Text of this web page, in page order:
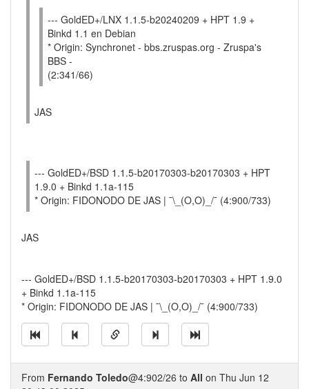
--- GoldED+/LNX 1.1.5-b20240209 + HPT 1.9 +
Binkd 1.1 en Debian
* Origin: Synchronet - bbs.zruspas.org - Zruspa's
BBS -
(2:341/66)
JAS
--- GoldED+/BSD 1.1.5-b20170303-b20170303 + HPT
1.9.0 + Binkd 1.1a-115
* Origin: FIDONODO DE JAS | ¯\_(O,O)_/¯ (4:900/733)
JAS
--- GoldED+/BSD 1.1.5-b20170303-b20170303 + HPT 1.9.0
+ Binkd 1.1a-115
* Origin: FIDONODO DE JAS | ¯\_(O,O)_/¯ (4:900/733)
From Fernando Toledo@4:902/26 to All on Thu Jun 12